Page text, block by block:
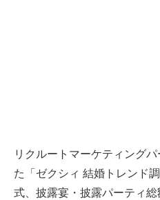
リクルートマーケティング
た「ゼクシィ 結婚トレンド
式、披露宴・披露パーティ